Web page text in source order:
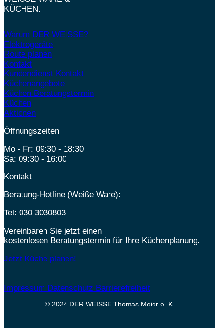
KÜCHEN.
Warum DER WEISSE?
Elektrogeräte
Route planen
Kontakt
Kundendienst Kontakt
Küchenangebote
Küchen Beratungstermin
Küchen
Aktionen
Öffnungszeiten
Mo - Fr: 09:30 - 18:30
Sa: 09:30 - 16:00
Kontakt
Beratung-Hotline (Weiße Ware):
Tel: 030 3030803
Vereinbaren Sie jetzt einen
kostenlosen Beratungstermin für Ihre Küchenplanung.
Jetzt Küche planen!
Impressum Datenschutz Barrierefreiheit
© 2024 DER WEISSE Thomas Meier e. K.